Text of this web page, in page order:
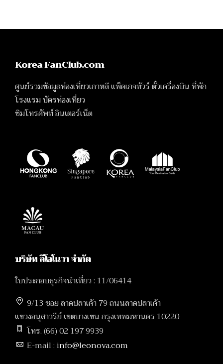
Korea FanClub.com
ศูนย์รวมข้อมูลท่องเที่ยวเกาหลี แพ็คเกจทัวร์ ตั๋วเครื่องบิน ที่พัก
โรงแรม บัตรท่องเที่ยว
ซิมโทรศัพท์ อินเตอร์เน็ต
บริษัท ลีโอโนวา จำกัด
ใบประกอบธุรกิจนำเที่ยว : 11/06414
9/13 ซอย ลาดปลาเค้า 79 ถนนลาดปลาเค้า
แขวงอนุสาวรีย์ เขตบางเขน กรุงเทพมหานคร 10220
โทร. (66) 02 197 9939
E-mail : info@leonova.com